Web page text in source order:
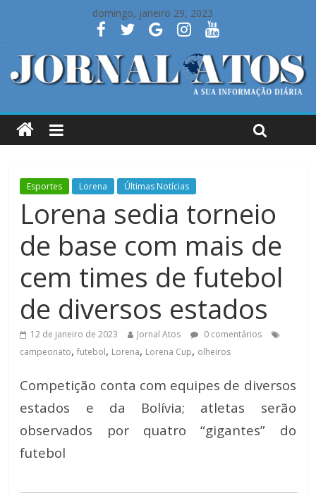
domingo, janeiro 29, 2023
Esportes Lorena Últimas Notícias
Lorena sedia torneio
de base com mais de
cem times de futebol
de diversos estados
12 de janeiro de 2023 Jornal Atos
0 comentários
campeonato,futebol, Lorena, Lorena Cup, olheiros
Competição conta com equipes de diversos
estados e da Bolívia; atletas serão
observados por quatro “gigantes” do
futebol